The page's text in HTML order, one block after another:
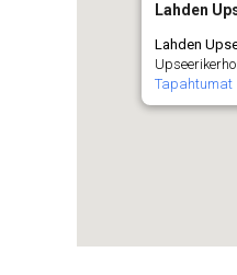
Lahden
Lahden
Tapahtumat